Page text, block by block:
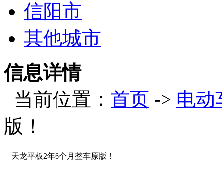
信阳市
其他城市
信息详情
当前位置： 首页 -> 电动
版！
天龙平板2年6个月整车原版！